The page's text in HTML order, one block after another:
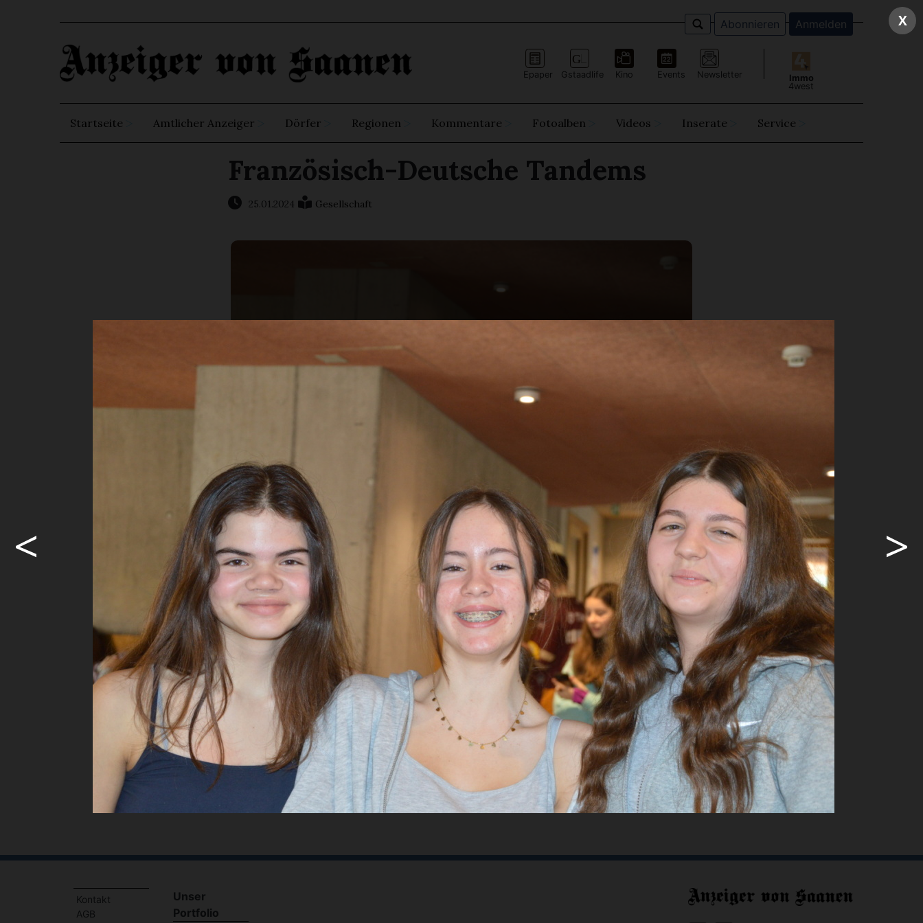
Abonnieren Anmelden
Epaper Gstaadlife Kino Events Newsletter
Immo
4west
Startseite Amtlicher Anzeiger Dörfer Regionen Kommentare Fotoalben Videos Inserate Service
Französisch-Deutsche Tandems
25.01.2024 Gesellschaft
Dania, Gioia und Sanja gehen in Arlesheim zur Schule, sind Freundinnen und
fanden die Woche ziemlich lustig, auch wenn sie nicht im gleichen Zimmer
untergebracht waren. (Foto: AvS)
Und wieder bringt das Projekt «Deux im Schnee» französisch und
deutsch sprechende Schülerinnen und Schüler im Schnee zusammen.
Share
X
< >
Kontakt
AGB
Unser
Portfolio